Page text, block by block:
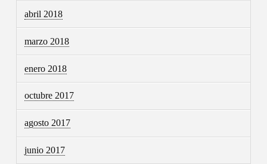
abril 2018
marzo 2018
enero 2018
octubre 2017
agosto 2017
junio 2017